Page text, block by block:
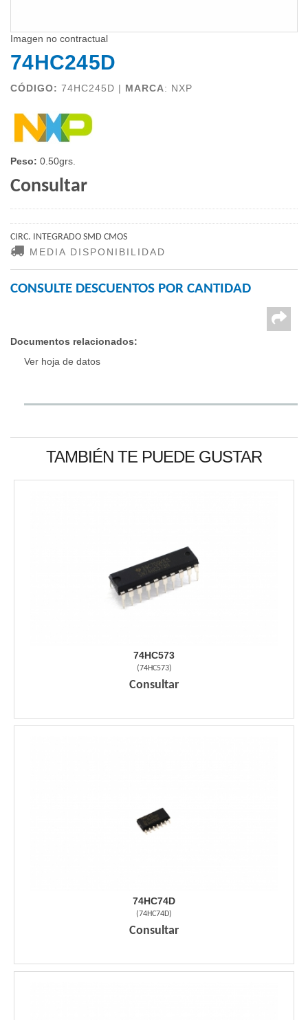
Imagen no contractual
74HC245D
CÓDIGO: 74HC245D | MARCA: NXP
Peso: 0.50grs.
Consultar
CIRC. INTEGRADO SMD CMOS
MEDIA DISPONIBILIDAD
CONSULTE DESCUENTOS POR CANTIDAD
Documentos relacionados:
Ver hoja de datos
TAMBIÉN TE PUEDE GUSTAR
74HC573
(74HC573)
Consultar
74HC74D
(74HC74D)
Consultar